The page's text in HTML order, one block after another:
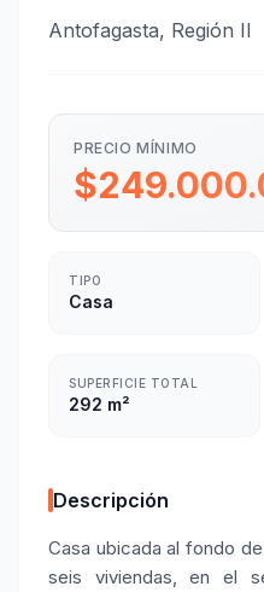
Antofagasta, Región II
PRECIO MÍNIMO
TIPO
Casa
SUPERFICIE TOTAL
292 m²
Descripción
Casa ubicada al fondo
seis viviendas, en el